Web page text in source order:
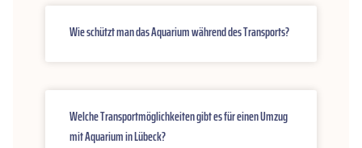
Wie schützt man das Aquarium während des Transports?
Welche Transportmöglichkeiten gibt es für einen Umzug
mit Aquarium in Lübeck?